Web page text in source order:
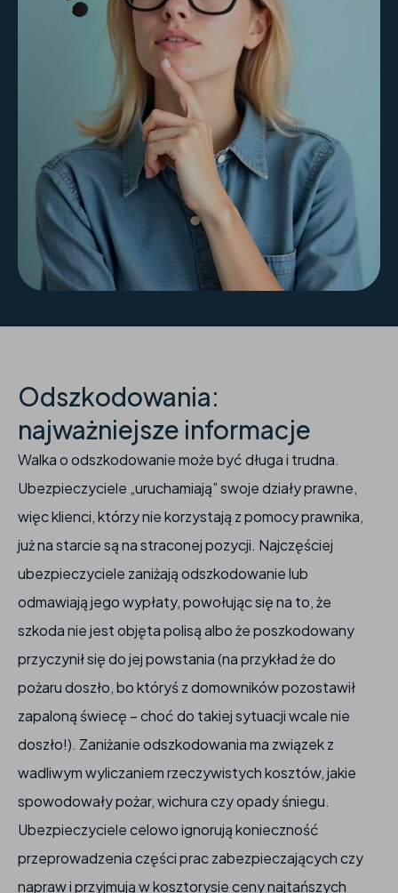
Odszkodowania:
najważniejsze informacje
Walka o odszkodowanie może być długa i trudna.
Ubezpieczyciele „uruchamiają” swoje działy prawne,
więc klienci, którzy nie korzystają z pomocy prawnika,
już na starcie są na straconej pozycji. Najczęściej
ubezpieczyciele zaniżają odszkodowanie lub
odmawiają jego wypłaty, powołując się na to, że
szkoda nie jest objęta polisą albo że poszkodowany
przyczynił się do jej powstania (na przykład że do
pożaru doszło, bo któryś z domowników pozostawił
zapaloną świecę – choć do takiej sytuacji wcale nie
doszło!). Zaniżanie odszkodowania ma związek z
wadliwym wyliczaniem rzeczywistych kosztów, jakie
spowodowały pożar, wichura czy opady śniegu.
Ubezpieczyciele celowo ignorują konieczność
przeprowadzenia części prac zabezpieczających czy
napraw i przyjmują w kosztorysie ceny najtańszych